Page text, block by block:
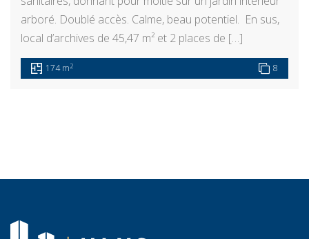
arboré. Doublé accès. Calme, beau potentiel. En sus,
local d’archives de 45,47 m² et 2 places de […]
174 m2 8